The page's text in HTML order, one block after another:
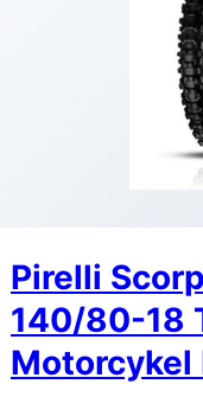
Pirelli
140/80-18
Motorcykel